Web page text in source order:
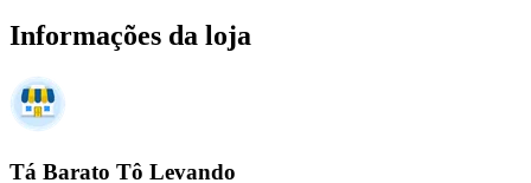
Informações da loja
Tá Barato Tô Levando